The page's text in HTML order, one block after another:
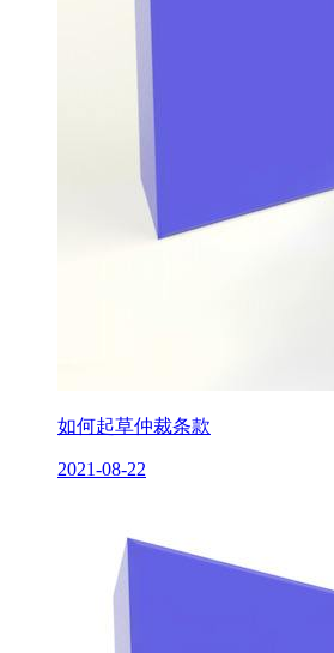
如何起草仲裁条款
2021-08-22